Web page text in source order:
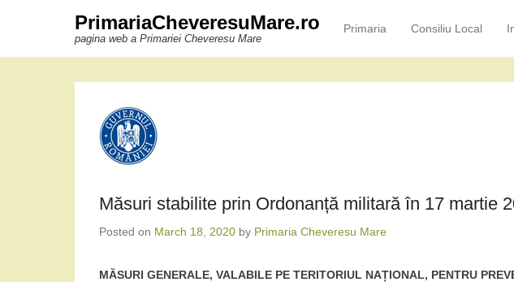
PrimariaCheveresuMare.ro
pagina web a Primariei Cheveresu Mare
Primary Menu
Skip to content
Primaria Consiliu Local
Măsuri stabilite prin Ordonanță militară în 17 martie
Posted on March 18, 2020 by Primaria Cheveresu Mare
MĂSURI GENERALE, VALABILE PE TERITORIUL NAȚIONAL, PENTRU